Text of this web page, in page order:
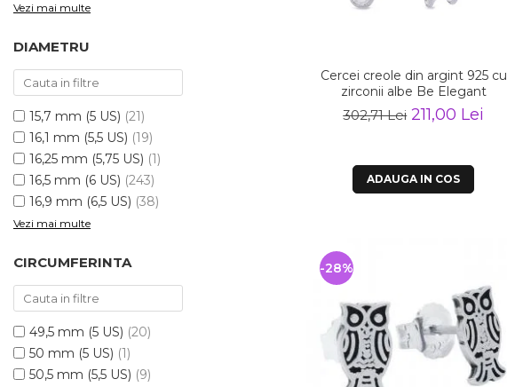
Vezi mai multe
DIAMETRU
15,7 mm (5 US) (21)
16,1 mm (5,5 US) (19)
16,25 mm (5,75 US) (1)
16,5 mm (6 US) (243)
16,9 mm (6,5 US) (38)
Vezi mai multe
CIRCUMFERINTA
49,5 mm (5 US) (20)
50 mm (5 US) (1)
50,5 mm (5,5 US) (9)
Cercei creole din argint 925 cu
zirconii albe Be Elegant
302,71 Lei 211,00 Lei
ADAUGA IN COS
-28%